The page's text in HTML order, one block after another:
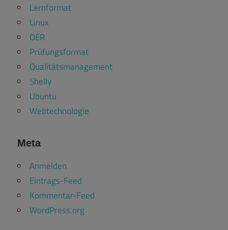
Lernformat
Linux
OER
Prüfungsformat
Qualitätsmanagement
Shelly
Ubuntu
Webtechnologie
Meta
Anmelden
Eintrags-Feed
Kommentar-Feed
WordPress.org